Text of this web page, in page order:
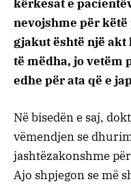
kërkesat e
nevojshme për
gjakut është një
të mëdha, jo vetëm
edhe për ata që e
Në bisedën e saj,
vëmendjen se
jashtëzakonshme
Ajo shpjegon se më